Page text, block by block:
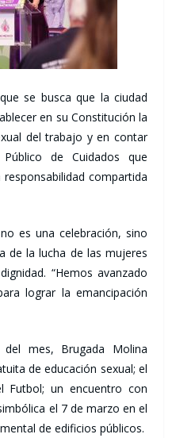
se busca que la ciudad
en su Constitución la
del trabajo y en contar
de Cuidados que
compartida
es una celebración, sino
de la lucha de las mujeres
“Hemos avanzado
lograr la emancipación
mes, Brugada Molina
de educación sexual; el
Futbol; un encuentro con
el 7 de marzo en el
de edificios públicos.